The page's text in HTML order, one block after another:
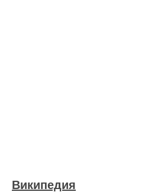
Википедия